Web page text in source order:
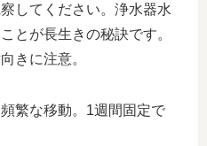
してください。浄水器水
とが長生きの秘訣です。
きに注意。
繁な移動。1週間固定で